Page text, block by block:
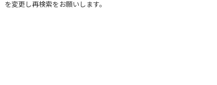
を変更し再検索をお願いします。